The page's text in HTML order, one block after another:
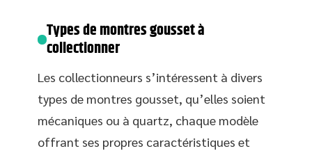
Types de montres gousset à
collectionner
Les collectionneurs s’intéressent à divers
types de montres gousset, qu’elles soient
mécaniques ou à quartz, chaque modèle
offrant ses propres caractéristiques et